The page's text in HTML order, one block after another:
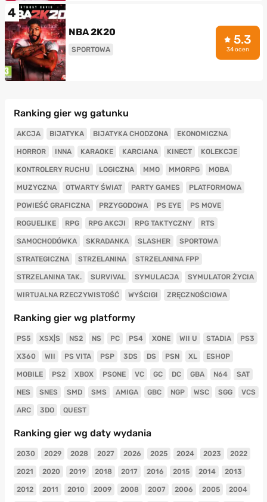
4
NBA 2K20
SPORTOWA
5.3
34 ocen
Ranking gier wg gatunku
AKCJA BIJATYKA BIJATYKA CHODZONA EKONOMICZNA
HORROR INNA KARAOKE KARCIANA KINECT KOLEKCJE
KONTROLERY RUCHU LOGICZNA MMO MMORPG MOBA
MUZYCZNA OTWARTY ŚWIAT PARTY GAMES PLATFORMOWA
POWIEŚĆ GRAFICZNA PRZYGODOWA PS EYE PS MOVE
ROGUELIKE RPG RPG AKCJI RPG TAKTYCZNY RTS
SAMOCHODÓWKA SKRADANKA SLASHER SPORTOWA
STRATEGICZNA STRZELANINA STRZELANINA FPP
STRZELANINA TAK. SURVIVAL SYMULACJA SYMULATOR ŻYCIA
WIRTUALNA RZECZYWISTOŚĆ WYŚCIGI ZRĘCZNOŚCIOWA
Ranking gier wg platformy
PS5 XSX|S NS2 NS PC PS4 XONE WII U STADIA PS3
X360 WII PS VITA PSP 3DS DS PSN XL ESHOP
MOBILE PS2 XBOX PSONE VC GC DC GBA N64 SAT
NES SNES SMD SMS AMIGA GBC NGP WSC SGG VCS
ARC 3DO QUEST
Ranking gier wg daty wydania
2030 2029 2028 2027 2026 2025 2024 2023 2022
2021 2020 2019 2018 2017 2016 2015 2014 2013
2012 2011 2010 2009 2008 2007 2006 2005 2004